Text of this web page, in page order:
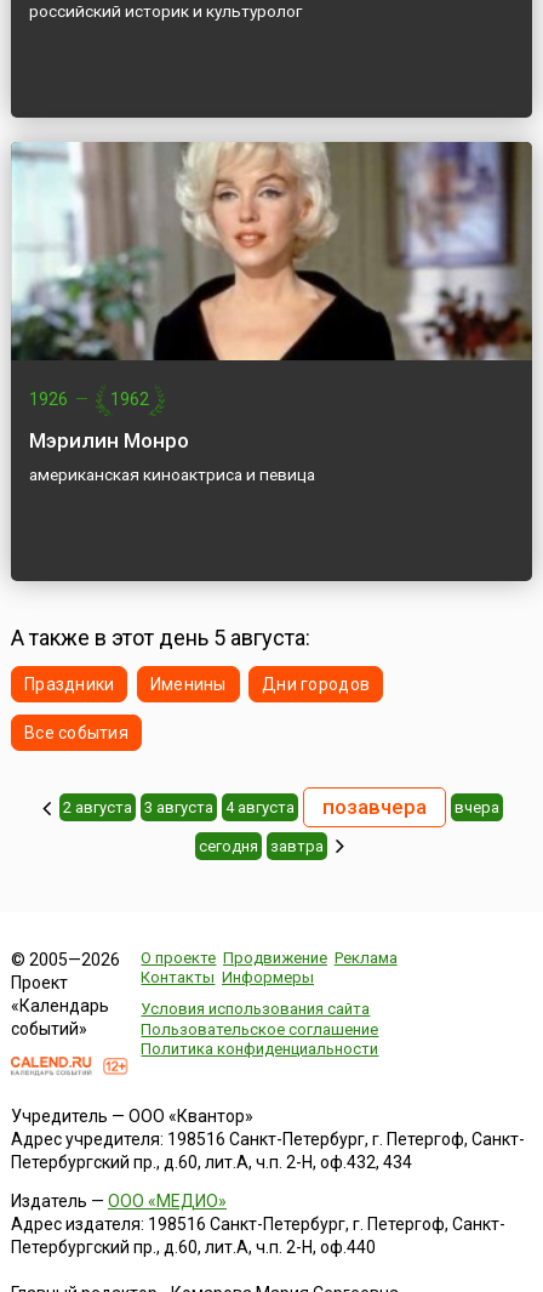
российский историк и культуролог
1926 — 1962
Мэрилин Монро
американская киноактриса и певица
А также в этот день 5 августа:
Праздники Именины Дни городов
Все события
2 августа 3 августа 4 августа позавчера вчера
cегодня завтра
© 2005—2026
Проект
«Календарь
событий»
О проекте Продвижение Реклама
Контакты Информеры
Условия использования сайта
Пользовательское соглашение
Политика конфиденциальности
Учредитель — ООО «Квантор»
Адрес учредителя: 198516 Санкт-Петербург, г. Петергоф, Санкт-
Петербургский пр., д.60, лит.А, ч.п. 2-Н, оф.432, 434
Издатель — ООО «МЕДИО»
Адрес издателя: 198516 Санкт-Петербург, г. Петергоф, Санкт-
Петербургский пр., д.60, лит.А, ч.п. 2-Н, оф.440